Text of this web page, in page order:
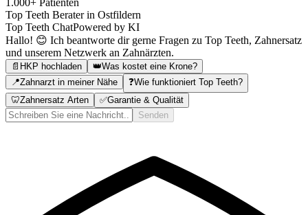
Top Teeth Berater in Ostfildern
Top Teeth ChatPowered by KI
Hallo! 😊 Ich beantworte dir gerne Fragen zu Top Teeth, Zahnersatz
und unserem Netzwerk an Zahnärzten.
📄 HKP hochladen 👑Was kostet eine Krone?
📍Zahnarzt in meiner Nähe ❓Wie funktioniert Top Teeth?
🦷Zahnersatz Arten ✅Garantie & Qualität
Senden